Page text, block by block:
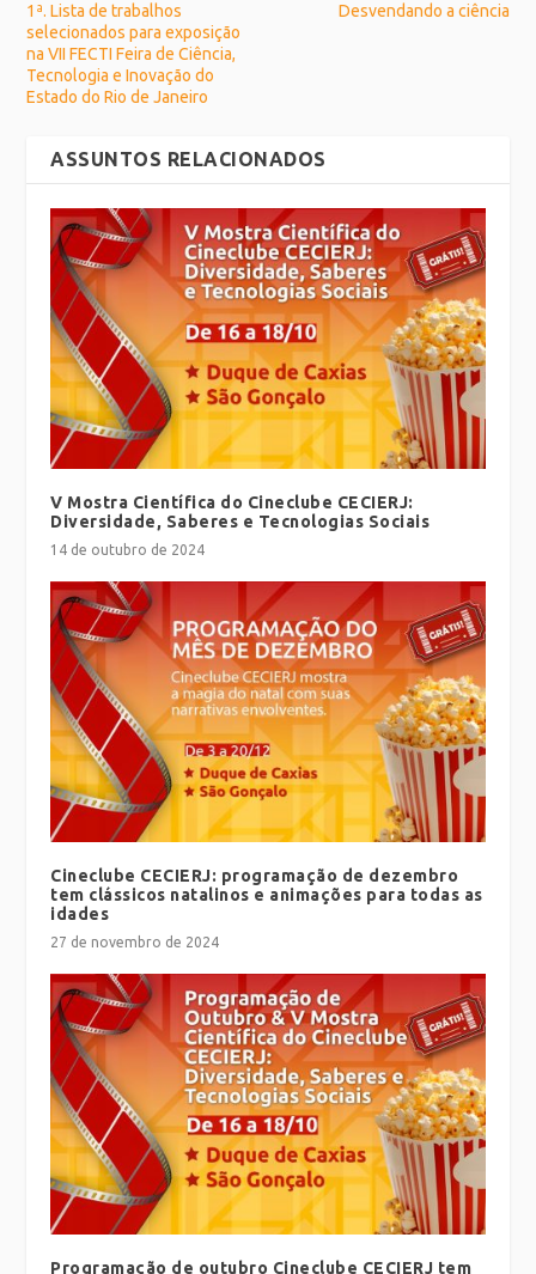
1ª. Lista de trabalhos
selecionados para exposição
na VII FECTI Feira de Ciência,
Tecnologia e Inovação do
Estado do Rio de Janeiro
Desvendando a ciência
ASSUNTOS RELACIONADOS
V Mostra Científica do Cineclube CECIERJ:
Diversidade, Saberes e Tecnologias Sociais
14 de outubro de 2024
Cineclube CECIERJ: programação de dezembro
tem clássicos natalinos e animações para todas as
idades
27 de novembro de 2024
Programação de outubro Cineclube CECIERJ tem